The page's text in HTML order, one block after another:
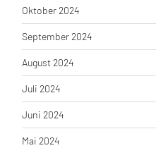
Oktober 2024
September 2024
August 2024
Juli 2024
Juni 2024
Mai 2024